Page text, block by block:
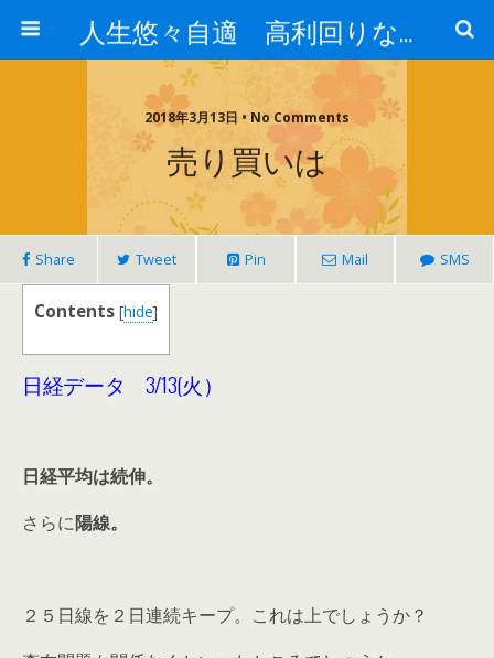
人生悠々自適 高利回りな投資法!
2018年3月13日 • No Comments
売り買いは
Share Tweet Pin Mail SMS
Contents [hide]
日経データ 3/13(火）
日経平均は続伸。
さらに陽線。
２５日線を２日連続キープ。これは上でしょうか？